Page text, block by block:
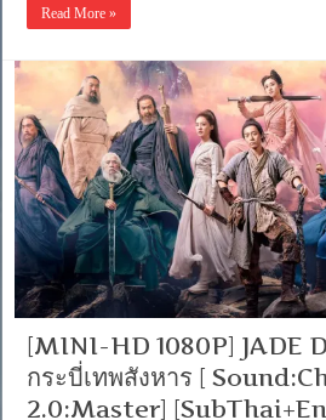
1080P]
Dynasty
(2019)
กระบี่
เทพ
สังหาร
[เสียง
จีน
DTS
+
พากย์
ไทย
5.1]
[บรรยาย:
ไทย-
อังกฤษ
+
ซับ
Read More »
[MINI-HD 1080P] JADE
กระบี่เทพสังหาร [
2.0:Master]